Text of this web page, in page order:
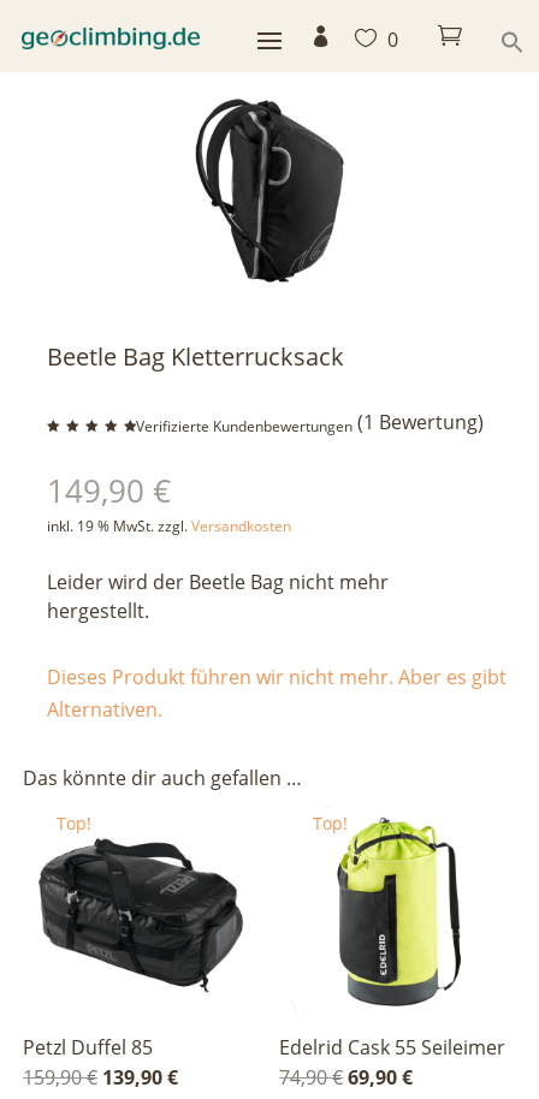
  0 
< zurück
Beetle Bag Kletterrucksack
von 5,
basiere
nd auf
ewertun
Verifizierte Kundenbewertungen (1 Bewertung)
149,90 €
inkl. 19 % MwSt. zzgl.Versandkosten
Leider wird der Beetle Bag nicht mehr
hergestellt.
Dieses Produkt führen wir nicht mehr. Aber es gibt
Alternativen.
Das könnte dir auch gefallen …
Top!
Petzl Duffel 85
159,90€ Ursprünglicher
139,90€Aktueller
Top!
Edelrid Cask 55 Seileimer
74,90€Ursprünglicher
69,90€Aktueller